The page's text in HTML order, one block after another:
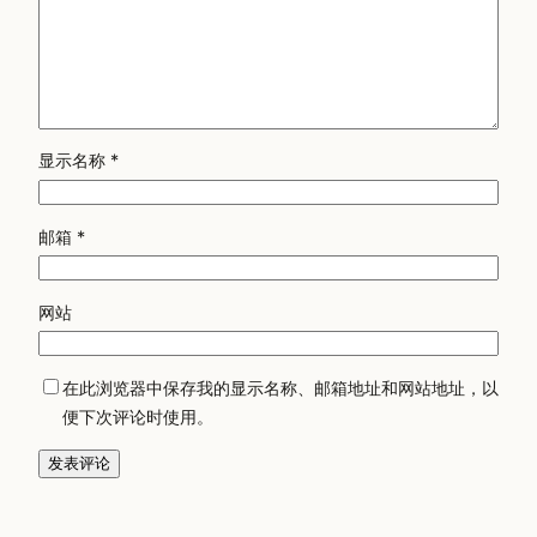
显示名称 *
邮箱 *
网站
在此浏览器中保存我的显示名称、邮箱地址和网站地址，以
便下次评论时使用。